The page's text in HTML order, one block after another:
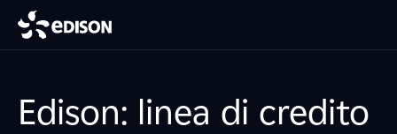
Edison: linea di credito